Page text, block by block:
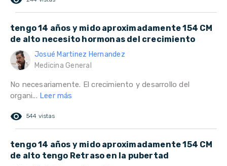
tengo 14 años y mido aproximadamente 154 CM
de alto necesito hormonas del crecimiento
Josué Martinez Hernandez
Medicina General
No necesariamente. El crecimiento y desarrollo del
organi... Leer más
remove_red_eye 544 vistas
tengo 14 años y mido aproximadamente 154 CM
de alto tengo Retraso en la pubertad